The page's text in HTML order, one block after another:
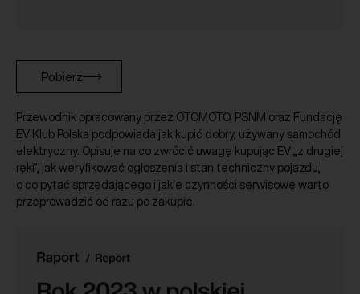
Pobierz
Przewodnik opracowany przez OTOMOTO, PSNM oraz Fundację
EV Klub Polska podpowiada jak kupić dobry, używany samochód
elektryczny. Opisuje na co zwrócić uwagę kupując EV „z drugiej
ręki”, jak weryfikować ogłoszenia i stan techniczny pojazdu,
o co pytać sprzedającego i jakie czynności serwisowe warto
przeprowadzić od razu po zakupie.